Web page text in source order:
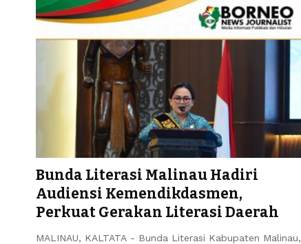
Bunda Literasi Malinau Hadiri
Audiensi Kemendikdasmen,
Perkuat Gerakan Literasi Daerah
MALINAU, KALTATA - Bunda Literasi Kabupaten Malinau,